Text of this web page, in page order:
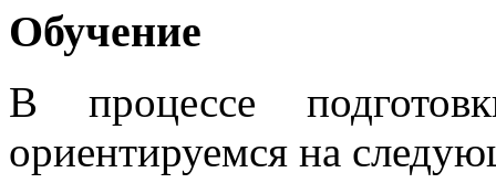
Обучение
В процессе
ориентируемся на